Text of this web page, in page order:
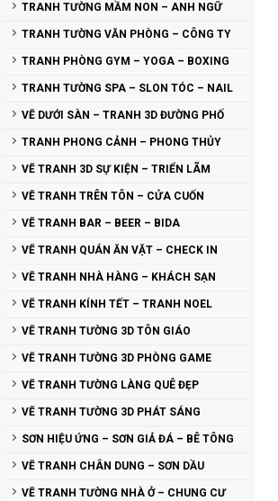
TRANH TƯỜNG MẦM NON – ANH NGỮ
TRANH TƯỜNG VĂN PHÒNG – CÔNG TY
TRANH PHÒNG GYM – YOGA – BOXING
TRANH TƯỜNG SPA – SLON TÓC – NAIL
VẼ DƯỚI SÀN – TRANH 3D ĐƯỜNG PHỐ
TRANH PHONG CẢNH – PHONG THỦY
VẼ TRANH 3D SỰ KIỆN – TRIỂN LÃM
VẼ TRANH TRÊN TÔN – CỬA CUỐN
VẼ TRANH BAR – BEER – BIDA
VẼ TRANH QUÁN ĂN VẶT – CHECK IN
VẼ TRANH NHÀ HÀNG – KHÁCH SẠN
VẼ TRANH KÍNH TẾT – TRANH NOEL
VẼ TRANH TƯỜNG 3D TÔN GIÁO
VẼ TRANH TƯỜNG 3D PHÒNG GAME
VẼ TRANH TƯỜNG LÀNG QUÊ ĐẸP
VẼ TRANH TƯỜNG 3D PHÁT SÁNG
SƠN HIỆU ỨNG – SƠN GIẢ ĐÁ – BÊ TÔNG
VẼ TRANH CHÂN DUNG – SƠN DẦU
VẼ TRANH TƯỜNG NHÀ Ở – CHUNG CƯ